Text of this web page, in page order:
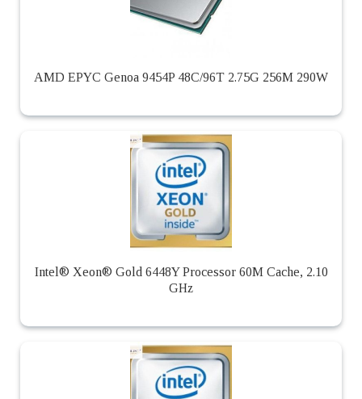
AMD EPYC Genoa 9454P 48C/96T 2.75G 256M 290W
Intel® Xeon® Gold 6448Y Processor 60M Cache, 2.10
GHz